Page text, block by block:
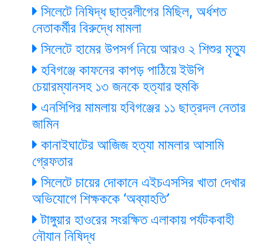
সিলেটে নিষিদ্ধ ছাত্রলীগের মিছিল, অর্ধশত
নেতাকর্মীর বিরুদ্ধে মামলা
সিলেটে হামের উপসর্গ নিয়ে আরও ২ শিশুর মৃত্যু
হবিগঞ্জে কাফনের কাপড় পাঠিয়ে ইউপি
চেয়ারম্যানসহ ১৩ জনকে হত্যার হুমকি
এনসিপির মামলায় হবিগঞ্জের ১১ ছাত্রদল নেতার
জামিন
কানাইঘাটের আজিজ হত্যা মামলার আসামি
গ্রেফতার
সিলেটে চায়ের দোকানে এইচএসসির খাতা দেখার
অভিযোগে শিক্ষককে ‘অব্যাহতি’
টাঙ্গুয়ার হাওরের সংরক্ষিত এলাকায় পর্যটকবাহী
নৌযান নিষিদ্ধ